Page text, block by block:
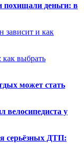
деньги: в
зависит и как
как выбрать
может стать
велосипедиста у
серьёзных ДТП: